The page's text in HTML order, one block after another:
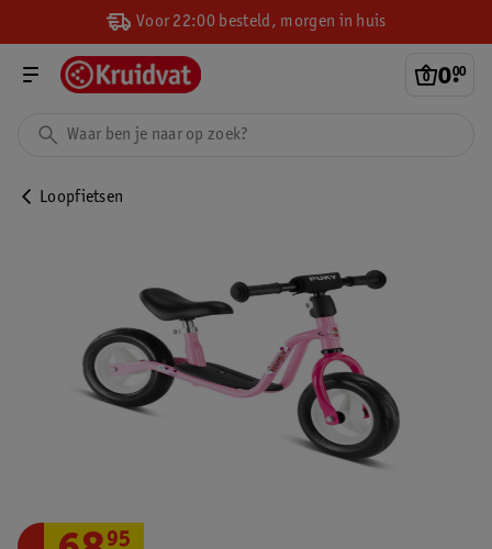
Voor 22:00 besteld, morgen in huis
0.
00
Loopfietsen
95